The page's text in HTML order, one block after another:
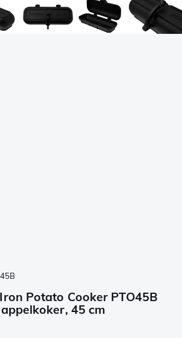
Potato Cooker PTO45B
45 cm